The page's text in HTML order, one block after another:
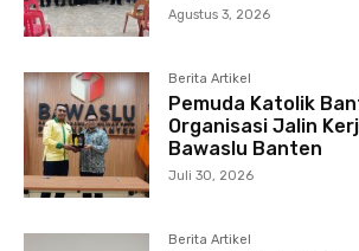
Agustus 3, 2026
Berita Artikel
Pemuda Katolik
Organisasi Jalin
Bawaslu Banten
Juli 30, 2026
Berita Artikel